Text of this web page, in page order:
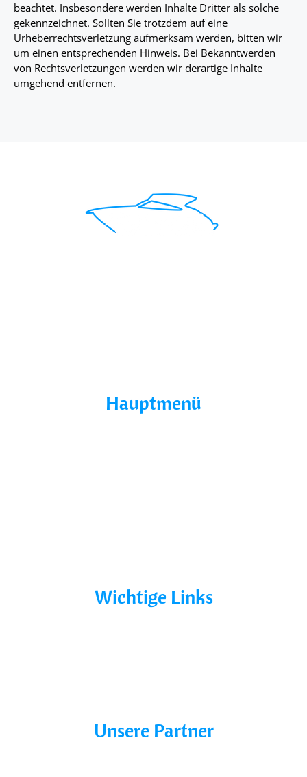
beachtet. Insbesondere werden Inhalte Dritter als solche
gekennzeichnet. Sollten Sie trotzdem auf eine
Urheberrechtsverletzung aufmerksam werden, bitten wir
um einen entsprechenden Hinweis. Bei Bekanntwerden
von Rechtsverletzungen werden wir derartige Inhalte
umgehend entfernen.
Hauptmenü
Wichtige Links
Unsere Partner